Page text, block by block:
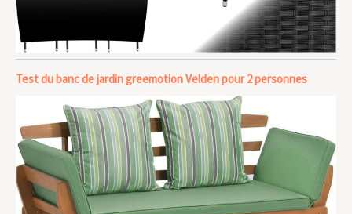
Test du banc de jardin greemotion Velden pour 2 personnes